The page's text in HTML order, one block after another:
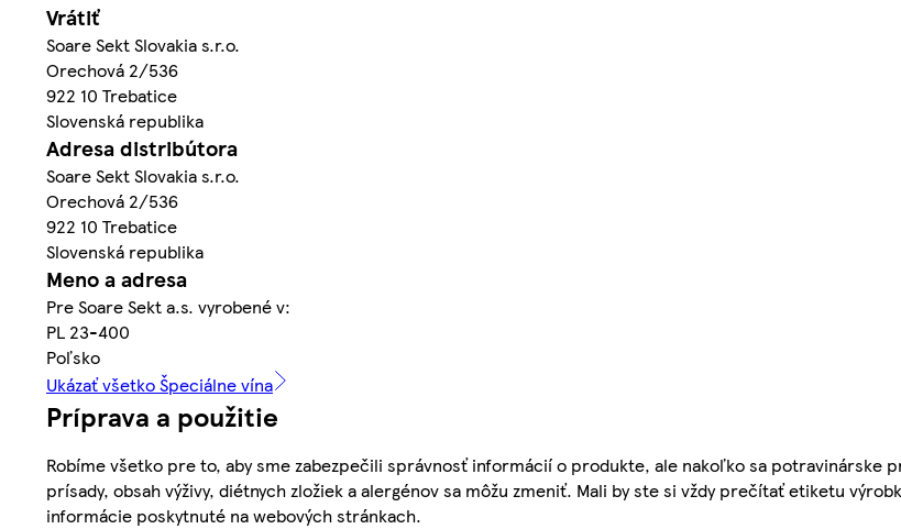
Vrátiť
Soare Sekt Slovakia s.r.o.
Orechová 2/536
922 10 Trebatice
Slovenská republika
Adresa distribútora
Soare Sekt Slovakia s.r.o.
Orechová 2/536
922 10 Trebatice
Slovenská republika
Meno a adresa
Pre Soare Sekt a.s. vyrobené v:
PL 23-400
Poľsko
Ukázať všetko Špeciálne vína
Príprava a použitie
Robíme všetko pre to, aby sme zabezpečili správnosť informácií o produkte, ale nakoľko sa potravinárske
prísady, obsah výživy, diétnych zložiek a alergénov sa môžu zmeniť. Mali by ste si vždy prečítať etiketu
informácie poskytnuté na webových stránkach.